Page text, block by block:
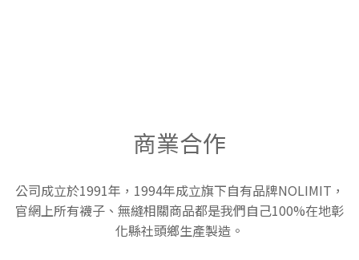
商業合作
公司成立於1991年，1994年成立旗下自有品牌NOLIMIT，
官網上所有襪子、無縫相關商品都是我們自己100%在地彰
化縣社頭鄉生產製造。